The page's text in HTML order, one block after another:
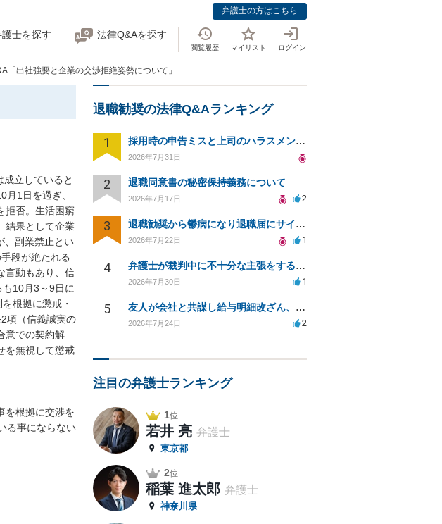
弁護士の方はこちら
護士を探す 法律Q&Aを探す
閲覧履歴 マイリスト ログイン
「出社強要と企業の交渉拒絶姿勢について」
立していると
1日を過ぎ、
拒否。生活困窮
結果として企業
、副業禁止とい
段が絶たれる
言動もあり、信
10月3～9日に
根拠に懲戒・
項（信義誠実の
意での契約解
を無視して懲戒
を根拠に交渉を
る事にならない
退職勧奨の法律Q&Aランキング
1 採用時の申告ミスと上司のハラスメント、事前対応は？
2026年7月31日
2 退職同意書の秘密保持義務について
2026年7月17日 2
3 退職勧奨から鬱病になり退職届にサインした
2026年7月22日 1
4 弁護士が裁判中に不十分な主張をすることの影響について
2026年7月30日 1
5 友人が会社と共謀し給与明細改ざん、生活保護不正受給の法的影響は？
2026年7月24日 2
注目の弁護士ランキング
1位
若井 亮 弁護士
東京都
2位
稲葉 進太郎 弁護士
神奈川県